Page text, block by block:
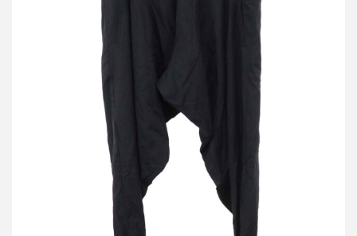
ヨウジヤマモト プールオム 23AW ウールギャバジンドレープパン
買取金額32,000円
詳しく見る